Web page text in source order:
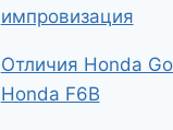
импровизация
Отличия Honda
Honda F6B